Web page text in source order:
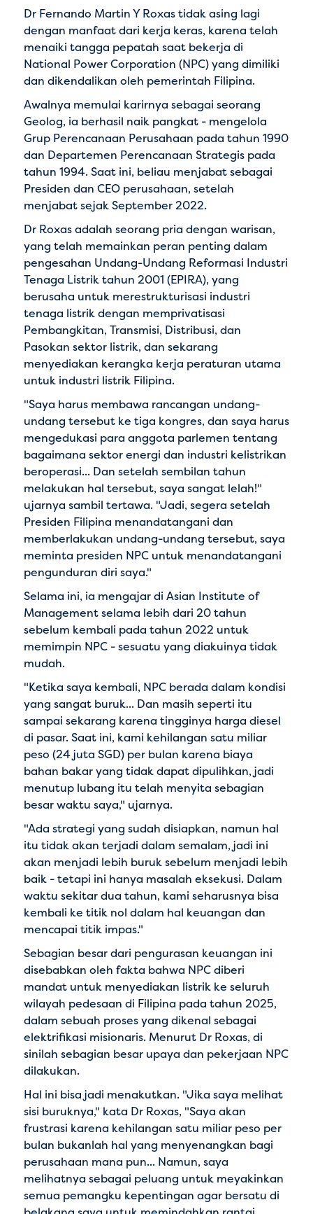
Dr Fernando Martin Y Roxas tidak asing lagi
dengan manfaat dari kerja keras, karena telah
menaiki tangga pepatah saat bekerja di
National Power Corporation (NPC) yang dimiliki
dan dikendalikan oleh pemerintah Filipina.
Awalnya memulai karirnya sebagai seorang
Geolog, ia berhasil naik pangkat - mengelola
Grup Perencanaan Perusahaan pada tahun 1990
dan Departemen Perencanaan Strategis pada
tahun 1994. Saat ini, beliau menjabat sebagai
Presiden dan CEO perusahaan, setelah
menjabat sejak September 2022.
Dr Roxas adalah seorang pria dengan warisan,
yang telah memainkan peran penting dalam
pengesahan Undang-Undang Reformasi Industri
Tenaga Listrik tahun 2001 (EPIRA), yang
berusaha untuk merestrukturisasi industri
tenaga listrik dengan memprivatisasi
Pembangkitan, Transmisi, Distribusi, dan
Pasokan sektor listrik, dan sekarang
menyediakan kerangka kerja peraturan utama
untuk industri listrik Filipina.
"Saya harus membawa rancangan undang-
undang tersebut ke tiga kongres, dan saya harus
mengedukasi para anggota parlemen tentang
bagaimana sektor energi dan industri kelistrikan
beroperasi... Dan setelah sembilan tahun
melakukan hal tersebut, saya sangat lelah!"
ujarnya sambil tertawa. "Jadi, segera setelah
Presiden Filipina menandatangani dan
memberlakukan undang-undang tersebut, saya
meminta presiden NPC untuk menandatangani
pengunduran diri saya."
Selama ini, ia mengajar di Asian Institute of
Management selama lebih dari 20 tahun
sebelum kembali pada tahun 2022 untuk
memimpin NPC - sesuatu yang diakuinya tidak
mudah.
"Ketika saya kembali, NPC berada dalam kondisi
yang sangat buruk... Dan masih seperti itu
sampai sekarang karena tingginya harga diesel
di pasar. Saat ini, kami kehilangan satu miliar
peso (24 juta SGD) per bulan karena biaya
bahan bakar yang tidak dapat dipulihkan, jadi
menutup lubang itu telah menyita sebagian
besar waktu saya," ujarnya.
"Ada strategi yang sudah disiapkan, namun hal
itu tidak akan terjadi dalam semalam, jadi ini
akan menjadi lebih buruk sebelum menjadi lebih
baik - tetapi ini hanya masalah eksekusi. Dalam
waktu sekitar dua tahun, kami seharusnya bisa
kembali ke titik nol dalam hal keuangan dan
mencapai titik impas."
Sebagian besar dari pengurasan keuangan ini
disebabkan oleh fakta bahwa NPC diberi
mandat untuk menyediakan listrik ke seluruh
wilayah pedesaan di Filipina pada tahun 2025,
dalam sebuah proses yang dikenal sebagai
elektrifikasi misionaris. Menurut Dr Roxas, di
sinilah sebagian besar upaya dan pekerjaan NPC
dilakukan.
Hal ini bisa jadi menakutkan. "Jika saya melihat
sisi buruknya," kata Dr Roxas, "Saya akan
frustrasi karena kehilangan satu miliar peso per
bulan bukanlah hal yang menyenangkan bagi
perusahaan mana pun... Namun, saya
melihatnya sebagai peluang untuk meyakinkan
semua pemangku kepentingan agar bersatu di